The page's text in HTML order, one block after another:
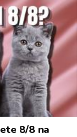
8/8 na